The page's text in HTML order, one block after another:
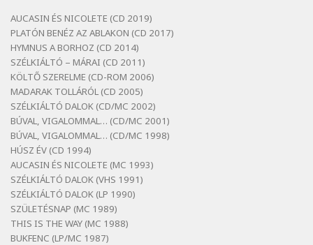
Bertók László: Az arcodra, ha nem vigyázol
Szélkiáltó
Bertók László: Dinnye Döme
Szélkiáltó
Bertók László: Diófa-levélen
Szélkiáltó
Bertók László: El-elképzelem a falansztert
Szélkiáltó
Bertók László: Elmenni kevés, itt maradni
sok
Szélkiáltó
Bertók László: Mintha már pénteken
vasárnap
Szélkiáltó
AUCASIN ÉS NICOLETE (CD 2019)
PLATÓN BENÉZ AZ ABLAKON (CD 2017)
HYMNUS A BORHOZ (CD 2014)
SZÉLKIÁLTÓ – MÁRAI (CD 2011)
KÖLTŐ SZERELME (CD-ROM 2006)
MADARAK TOLLÁRÓL (CD 2005)
SZÉLKIÁLTÓ DALOK (CD/MC 2002)
BÚVAL, VIGALOMMAL… (CD/MC 2001)
BÚVAL, VIGALOMMAL… (CD/MC 1998)
HÚSZ ÉV (CD 1994)
AUCASIN ÉS NICOLETE (MC 1993)
SZÉLKIÁLTÓ DALOK (VHS 1991)
SZÉLKIÁLTÓ DALOK (LP 1990)
SZÜLETÉSNAP (MC 1989)
THIS IS THE WAY (MC 1988)
BUKFENC (LP/MC 1987)